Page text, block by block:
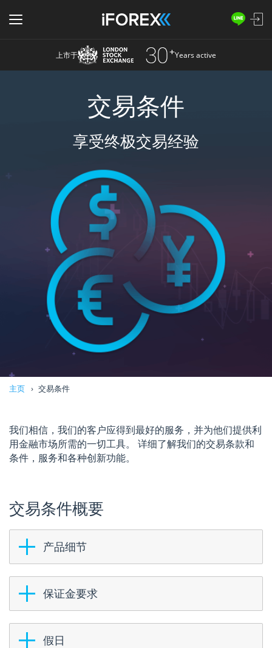
上市于 Years active
交易条件
享受终极交易经验
主页 交易条件
我们相信，我们的客户应得到最好的服务，并为他们提供利
用金融市场所需的一切工具。 详细了解我们的交易条款和
条件，服务和各种创新功能。
交易条件概要
产品细节
保证金要求
假日